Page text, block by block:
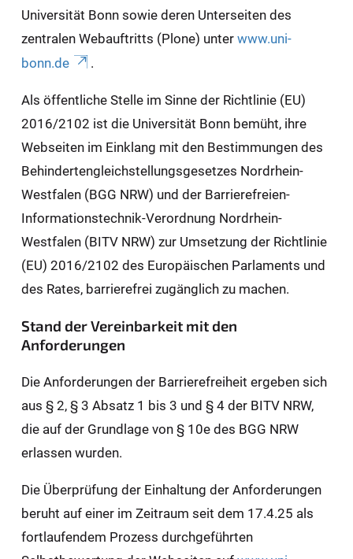
Universität Bonn sowie deren Unterseiten des
zentralen Webauftritts (Plone) unter www.uni-
bonn.de
.
Als öffentliche Stelle im Sinne der Richtlinie (EU)
2016/2102 ist die Universität Bonn bemüht, ihre
Webseiten im Einklang mit den Bestimmungen des
Behindertengleichstellungsgesetzes Nordrhein-
Westfalen (BGG NRW) und der Barrierefreien-
Informationstechnik-Verordnung Nordrhein-
Westfalen (BITV NRW) zur Umsetzung der Richtlinie
(EU) 2016/2102 des Europäischen Parlaments und
des Rates, barrierefrei zugänglich zu machen.
Stand der Vereinbarkeit mit den
Anforderungen
Die Anforderungen der Barrierefreiheit ergeben sich
aus § 2, § 3 Absatz 1 bis 3 und § 4 der BITV NRW,
die auf der Grundlage von § 10e des BGG NRW
erlassen wurden.
Die Überprüfung der Einhaltung der Anforderungen
beruht auf einer im Zeitraum seit dem 17.4.25 als
fortlaufendem Prozess durchgeführten